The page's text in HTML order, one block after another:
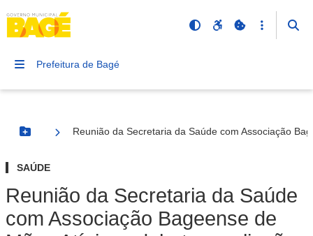
Prefeitura de Bagé
Botão Menu
Reunião da Secretaria da Saúde com Associação
SAÚDE
Reunião da Secretaria da Saúde
com Associação Bageense de